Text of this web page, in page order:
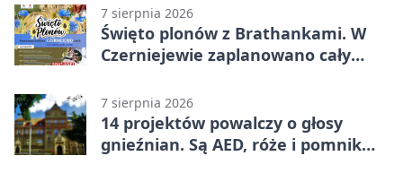
7 sierpnia 2026
Święto plonów z Brathankami. W
Czerniejewie zaplanowano cały
7 sierpnia 2026
14 projektów powalczy o głosy
gnieźnian. Są AED, róże i pomnik